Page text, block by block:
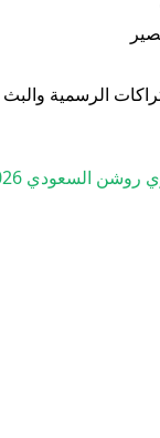
الرسمية والبث
السعودي 2026